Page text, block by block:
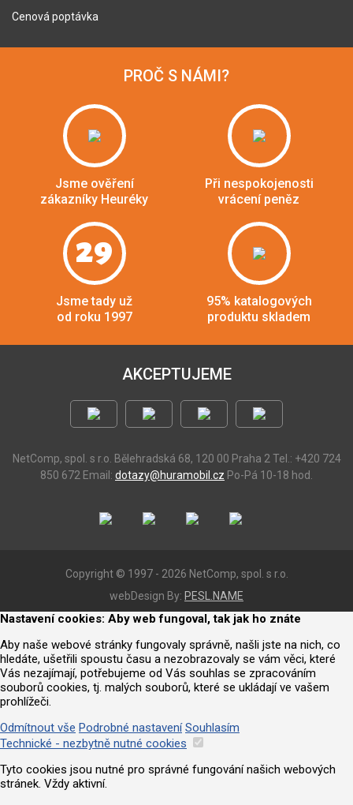
Cenová poptávka
PROČ S NÁMI?
Jsme ověření
zákazníky Heuréky
Při nespokojenosti
vrácení peněz
29
Jsme tady už
od roku 1997
95% katalogových
produktu skladem
AKCEPTUJEME
NetComp, spol. s r.o. Bělehradská 68, 120 00 Praha 2 Tel.: +420 724
850 672 Email: dotazy@huramobil.cz Po-Pá 10-18 hod.
Copyright © 1997 - 2026 NetComp, spol. s r.o.
webDesign By: PESL.NAME
Nastavení cookies: Aby web fungoval, tak jak ho znáte
Aby naše webové stránky fungovaly správně, našli jste na nich, co
hledáte, ušetřili spoustu času a nezobrazovaly se vám věci, které
Vás nezajímají, potřebujeme od Vás souhlas se zpracováním
souborů cookies, tj. malých souborů, které se ukládají ve vašem
prohlížeči.
Odmítnout vše Podrobné nastavení Souhlasím
Technické - nezbytně nutné cookies
Tyto cookies jsou nutné pro správné fungování našich webových
stránek. Vždy aktivní.